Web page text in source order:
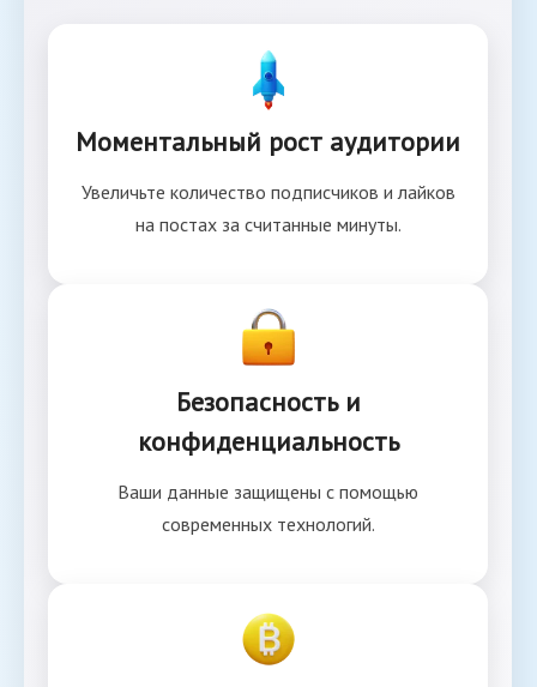
Моментальный рост аудитории
Увеличьте количество подписчиков и лайков
на постах за считанные минуты.
Безопасность и
конфиденциальность
Ваши данные защищены с помощью
современных технологий.